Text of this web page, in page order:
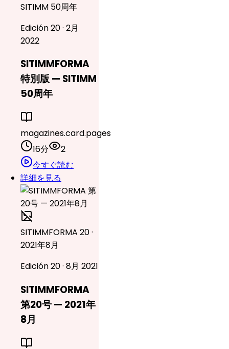
SITIMM 50周年
Edición 20 · 2月
2022
SITIMMFORMA
特別版 — SITIMM
50周年
magazines.card.pages
16分
2
今すぐ読む
詳細を見る
SITIMMFORMA 20 ·
2021年8月
Edición 20 · 8月 2021
SITIMMFORMA
第20号 — 2021年
8月